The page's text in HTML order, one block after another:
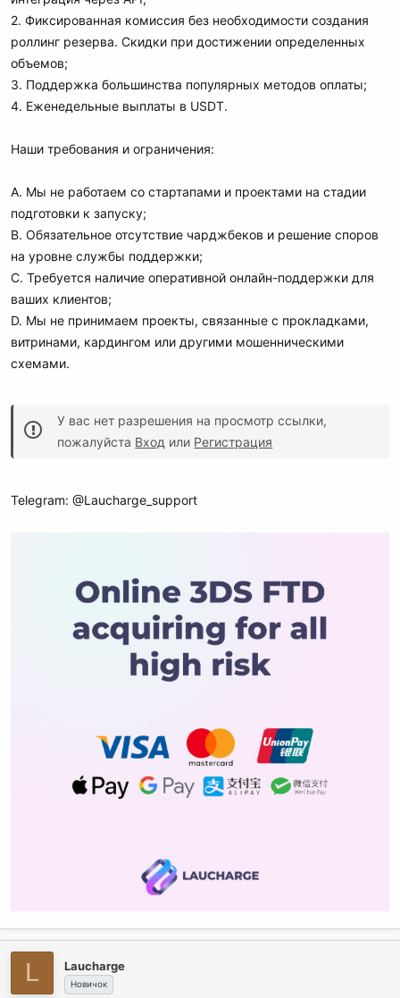
2. Фиксированная комиссия без необходимости создания
роллинг резерва. Скидки при достижении определенных
объемов;
3. Поддержка большинства популярных методов оплаты;
4. Еженедельные выплаты в USDT.
Наши требования и ограничения:
A. Мы не работаем со стартапами и проектами на стадии
подготовки к запуску;
B. Обязательное отсутствие чарджбеков и решение споров
на уровне службы поддержки;
C. Требуется наличие оперативной онлайн-поддержки для
ваших клиентов;
D. Мы не принимаем проекты, связанные с прокладками,
витринами, кардингом или другими мошенническими
схемами.
У вас нет разрешения на просмотр ссылки,
пожалуйста Вход или Регистрация
Telegram: @Laucharge_support
L Laucharge
Новичок